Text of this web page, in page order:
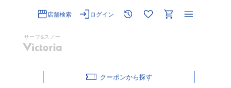
店舗検索 ログイン
サーフ&スノー
クーポン